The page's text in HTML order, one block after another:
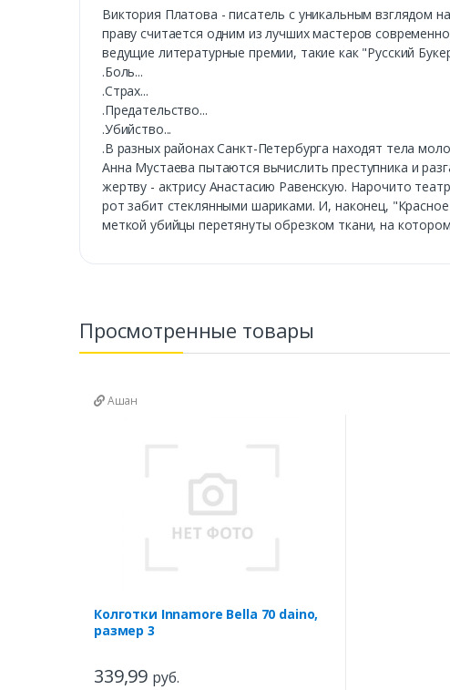
Виктория Платова - писатель с уникальным взглядом
праву считается одним из лучших мастеров
ведущие литературные премии, такие как "Русский
.Боль...
.Страх...
.Предательство...
.Убийство...
.В разных районах Санкт-Петербурга находят тела
Анна Мустаева пытаются вычислить преступника и
жертву - актрису Анастасию Равенскую. Нарочито
рот забит стеклянными шариками. И, наконец,
меткой убийцы перетянуты обрезком ткани, на
Просмотренные товары
Ашан
Колготки Innamore Bella 70 daino,
размер 3
339,99 руб.